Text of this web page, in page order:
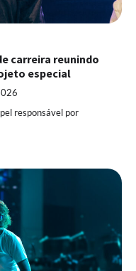
carreira reunindo
especial
responsável por